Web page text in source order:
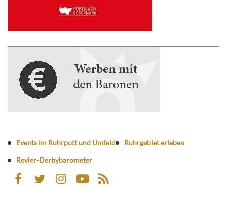
Events im Ruhrpott und Umfeld
Ruhrgebiet erleben
Revier-Derbybarometer